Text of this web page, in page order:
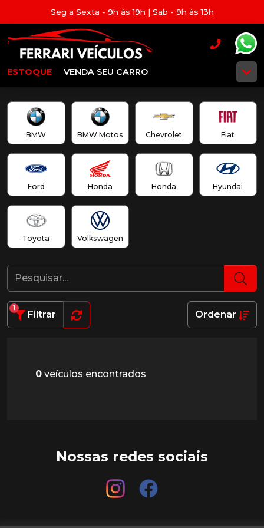
Seg a Sexta - 9h às 19h | Sab - 9h às 13h
ESTOQUE VENDA SEU CARRO
BMW BMW Motos Chevrolet Fiat
Ford Honda Honda Hyundai
Toyota Volkswagen
Filtrar
1
Ordenar
0 veículos encontrados
Nossas redes sociais